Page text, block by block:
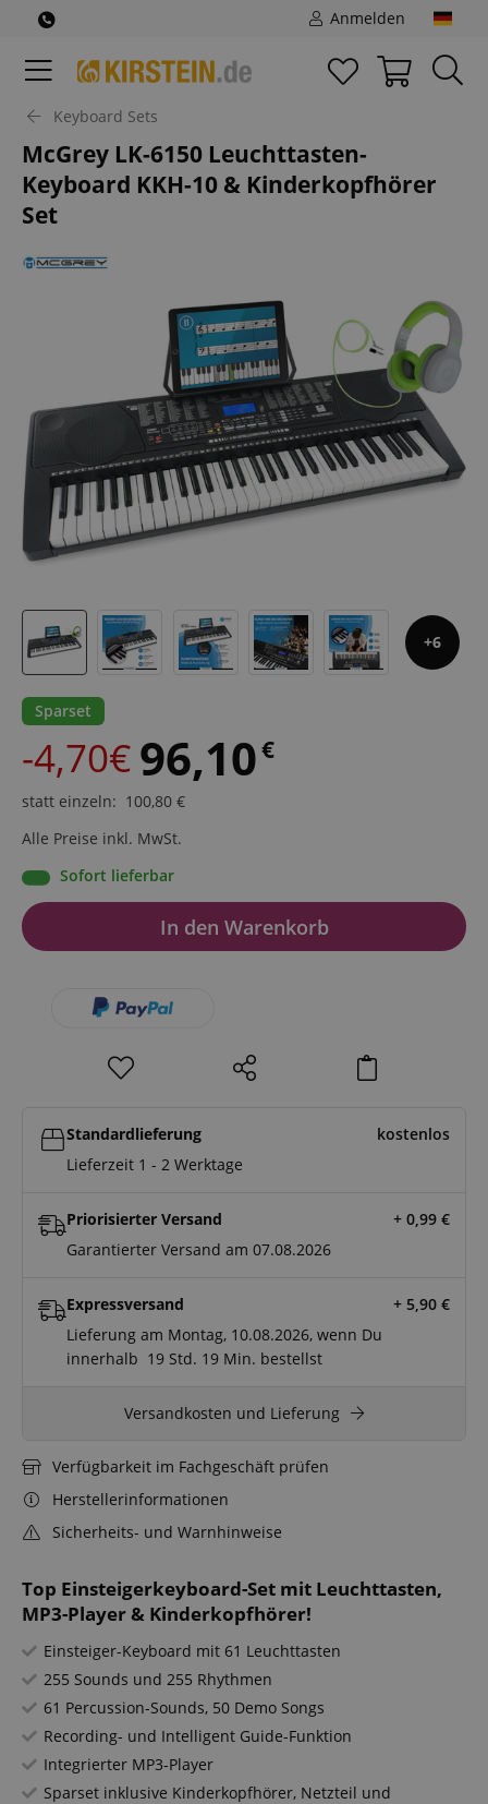
Anmelden
Keyboard Sets
McGrey LK-6150 Leuchttasten-
Keyboard KKH-10 & Kinderkopfhörer
Set
6
Top Einsteigerkeyboard-Set mit Leuchttasten,
MP3-Player & Kinderkopfhörer!
Einsteiger-Keyboard mit 61 Leuchttasten
255 Sounds und 255 Rhythmen
61 Percussion-Sounds, 50 Demo Songs
Recording- und Intelligent Guide-Funktion
Integrierter MP3-Player
Sparset inklusive Kinderkopfhörer, Netzteil und
Sparset
-4,70€96,10€
statt einzeln: 100,80 €
Alle Preise inkl. MwSt.
Sofort lieferbar
In den Warenkorb
Standardlieferung
kostenlos
Lieferzeit 1 - 2 Werktage
Priorisierter Versand + 0,99 €
Garantierter Versand am 07.08.2026
Expressversand + 5,90 €
Lieferung am Montag, 10.08.2026, wenn Du
innerhalb 19 Std. 19 Min. bestellst
Versandkosten und Lieferung
Verfügbarkeit im Fachgeschäft prüfen
Herstellerinformationen
Sicherheits- und Warnhinweise